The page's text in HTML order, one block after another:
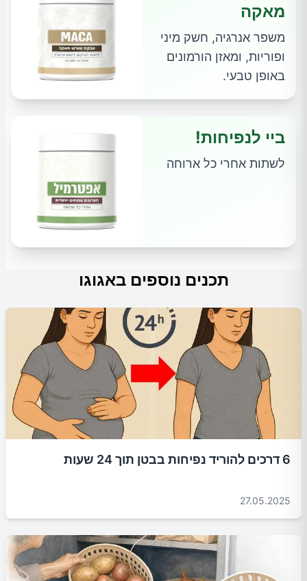
מאקה
משפר אנרגיה, חשק מיני
ופוריות, ומאזן הורמונים
באופן טבעי.
ביי לנפיחות!
לשתות אחרי כל ארוחה
תכנים נוספים באגוגו
6 דרכים להוריד נפיחות בבטן תוך 24 שעות
27.05.2025